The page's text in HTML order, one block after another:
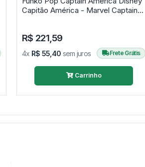
Capitão América - Marvel Captain
R$ 221,59
4x R$ 55,40 sem juros Frete Grátis
Carrinho